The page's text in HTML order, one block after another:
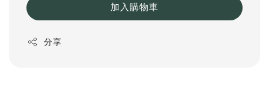
加入購物車
分享